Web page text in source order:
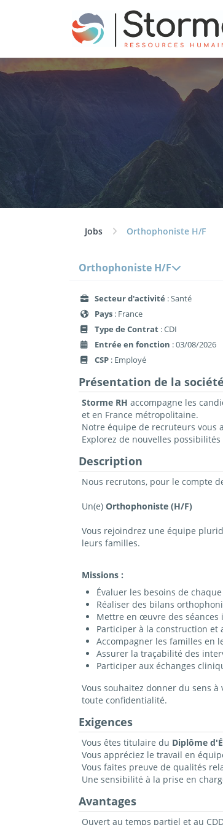
Jobs Orthophoniste H/F
Orthophoniste H/F
Secteur d'activité : Santé
Pays : France
Type de Contrat : CDI
Entrée en fonction : 03/08/2026
CSP : Employé
Présentation de la société
Storme RH accompagne les
et en France métropolitaine.
Notre équipe de recruteurs vous
Explorez de nouvelles
Description
Nous recrutons, pour le compte
Un(e) Orthophoniste (H/F)
Vous rejoindrez une équipe
leurs familles.
Missions :
Évaluer les besoins de
Réaliser des bilans
Mettre en œuvre des séances
Participer à la construction et
Accompagner les familles en
Assurer la traçabilité des
Participer aux échanges
Vous souhaitez donner du sens
toute confidentialité.
Exigences
Vous êtes titulaire du Diplôme
Vous appréciez le travail en
Vous faites preuve de qualités
Une sensibilité à la prise en
Avantages
Ouvert au temps partiel et au